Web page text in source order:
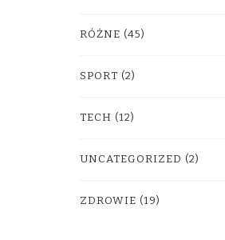
RÓŻNE (45)
SPORT (2)
TECH (12)
UNCATEGORIZED (2)
ZDROWIE (19)